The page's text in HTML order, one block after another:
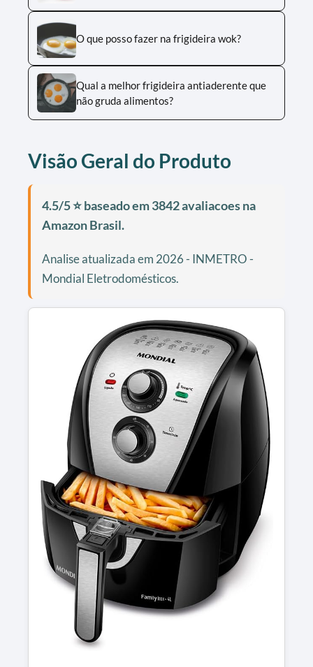
O que posso fazer na frigideira wok?
Qual a melhor frigideira antiaderente que
não gruda alimentos?
Visão Geral do Produto
4.5/5 ⭐ baseado em 3842 avaliacoes na
Amazon Brasil.
Analise atualizada em 2026 - INMETRO -
Mondial Eletrodomésticos.